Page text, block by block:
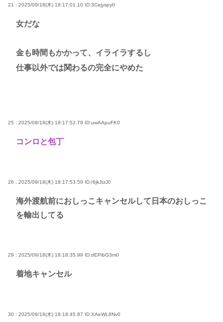
21 : 2025/09/18(木) 18:17:01.10 ID:3Cejyspy0
女だな
金も時間もかかって、イライラするし
仕事以外では関わるの完全にやめた
25 : 2025/09/18(木) 18:17:52.79 ID:uwAApuFK0
コンロと包丁
26 : 2025/09/18(木) 18:17:53.59 ID:/6jkJtzJ0
海外渡航前におしっこキャンセルして日本のおしっこ
を輸出してる
29 : 2025/09/18(木) 18:18:35.99 ID:dEPibG3m0
着地キャンセル
30 : 2025/09/18(木) 18:18:45.87 ID:XAeWL8Nv0